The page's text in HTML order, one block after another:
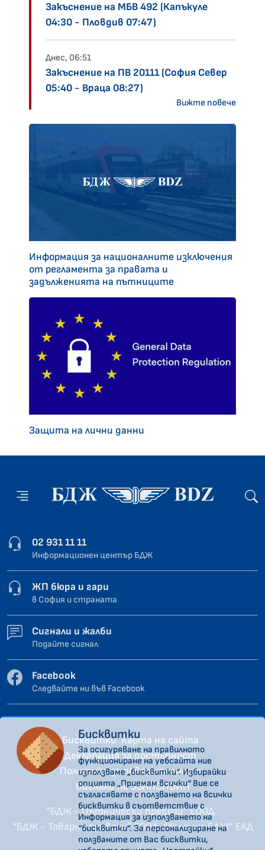
Закъснение на МБВ 492 (Капъкуле
04:30 - Пловдив 07:47)
Днес, 06:51
Закъснение на ПВ 20111 (София Север
05:40 - Враца 08:27)
Вижте повече
Информация за националните изключения
от регламента за правата и
задълженията на пътниците
Защита на лични данни
02 931 11 11
Информационен център БДЖ
ЖП бюра и гари
в София и страната
Сигнали и жалби
Подайте сигнал
Facebook
Следвайте ни във Facebook
Бисквитки Карта на сайта
Декларация за достъпност
Политика за поверителност
Сигнали по ЗЗЛПСПОИН
“БДЖ - Пътнически превози” ЕООД
“БДЖ - Товарни превози” ЕООД “Холдинг БДЖ” ЕАД
Бисквитки
За осигуряване на правилното
функциониране на уебсайта ние
използваме „бисквитки“. Избирайки
опцията „Приемам всички“ Вие се
съгласявате с ползването на всички
бисквитки в съответствие с
Информация за използването на
“бисквитки”. За персонализиране на
ползваните от Вас бисквитки,